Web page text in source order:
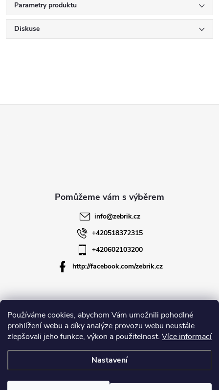
Používáme cookies, abychom Vám umožnili pohodlné
prohlížení webu a díky analýze provozu webu neustále
zlepšovali jeho funkce, výkon a použitelnost. Více informací
Nastavení
Parametry produktu
Diskuse
info@zebrik.cz
+420518372315
+420602103200
http://facebook.com/zebrik.cz
Informace pro vás
O společnosti
cookies